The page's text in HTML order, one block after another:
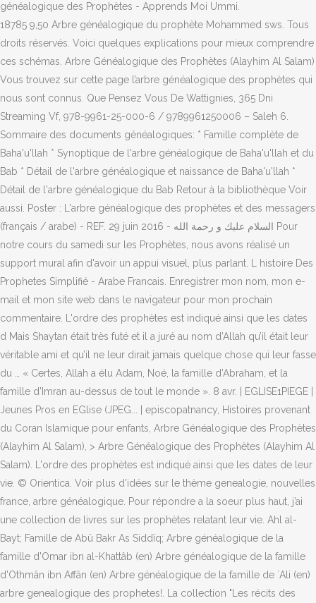
généalogique des Prophètes - Apprends Moi Ummi.
18785 9,50 Arbre généalogique du prophète Mohammed sws. Tous
droits réservés. Voici quelques explications pour mieux comprendre
ces schémas. Arbre Généalogique des Prophètes (Alayhim Al Salam)
Vous trouvez sur cette page l’arbre généalogique des prophètes qui
nous sont connus. Que Pensez Vous De Wattignies, 365 Dni
Streaming Vf, 978-9961-25-000-6 / 9789961250006 – Saleh 6.
Sommaire des documents généalogiques: * Famille complète de
Baha'u'llah * Synoptique de l'arbre généalogique de Baha'u'llah et du
Bab * Détail de l'arbre généalogique et naissance de Baha'u'llah *
Détail de l'arbre généalogique du Bab Retour à la bibliothèque Voir
aussi. Poster : L'arbre généalogique des prophètes et des messagers
(français / arabe) - REF. 29 juin 2016 - السلام عليك و رحمة الله Pour
notre cours du samedi sur les Prophètes, nous avons réalisé un
support mural afin d'avoir un appui visuel, plus parlant. L histoire Des
Prophetes Simplifié - Arabe Francais. Enregistrer mon nom, mon e-
mail et mon site web dans le navigateur pour mon prochain
commentaire. L'ordre des prophètes est indiqué ainsi que les dates
d Mais Shaytan était très futé et il a juré au nom d’Allah qu’il était leur
véritable ami et qu’il ne leur dirait jamais quelque chose qui leur fasse
du … « Certes, Allah a élu Adam, Noé, la famille d’Abraham, et la
famille d’Imran au-dessus de tout le monde ». 8 avr. | EGLISE1PIEGE |
Jeunes Pros en EGlise (JPEG... | episcopatnancy, Histoires provenant
du Coran Islamique pour enfants, Arbre Généalogique des Prophètes
(Alayhim Al Salam), > Arbre Généalogique des Prophètes (Alayhim Al
Salam). L'ordre des prophètes est indiqué ainsi que les dates de leur
vie. © Orientica. Voir plus d'idées sur le thème genealogie, nouvelles
france, arbre généalogique. Pour répondre a la soeur plus haut, j’ai
une collection de livres sur les prophètes relatant leur vie. Ahl al-
Bayt; Famille de Abû Bakr As Siddîq; Arbre généalogique de la
famille d'Omar ibn al-Khattâb (en) Arbre généalogique de la famille
d'Othmân ibn Affân (en) Arbre généalogique de la famille de `Ali (en)
arbre genealogique des prophetes!. La collection "Les récits des